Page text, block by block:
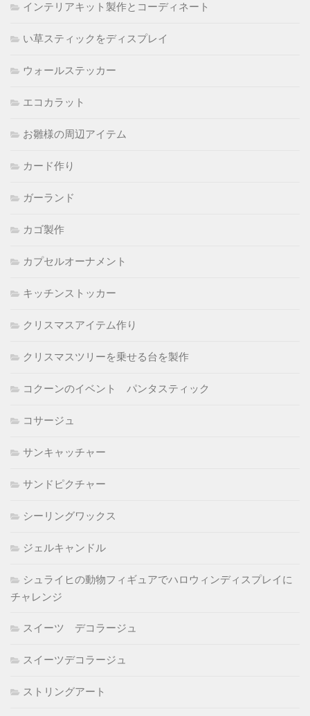
インテリアキット製作とコーディネート
い草スティックをディスプレイ
ウォールステッカー
エコカラット
お雛様の周辺アイテム
カード作り
ガーランド
カゴ製作
カプセルオーナメント
キッチンストッカー
クリスマスアイテム作り
クリスマスツリーを乗せる台を製作
コクーンのイベント パンタスティック
コサージュ
サンキャッチャー
サンドピクチャー
シーリングワックス
ジェルキャンドル
シュライヒの動物フィギュアでハロウィンディスプレイに
チャレンジ
スイーツ デコラージュ
スイーツデコラージュ
ストリングアート